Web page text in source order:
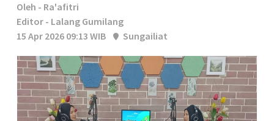
Oleh - Ra'afitri
Editor - Lalang Gumilang
15 Apr 2026 09:13 WIB
Sungailiat